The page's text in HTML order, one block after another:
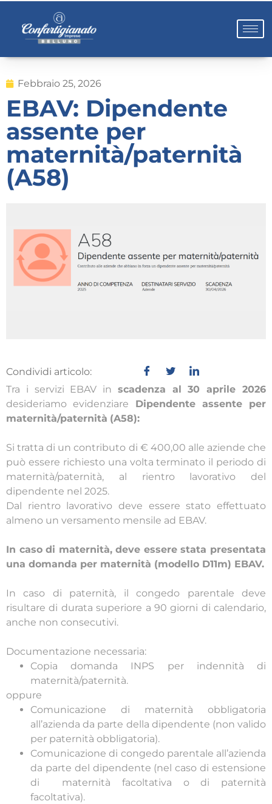
Febbraio 25, 2026
EBAV: Dipendente
assente per
maternità/paternità
(A58)
Condividi articolo:
Tra i servizi EBAV in scadenza al 30 aprile 2026
desideriamo evidenziare Dipendente assente per
maternità/paternità (A58):
Si tratta di un contributo di € 400,00 alle aziende che
può essere richiesto una volta terminato il periodo di
maternità/paternità, al rientro lavorativo del
dipendente nel 2025.
Dal rientro lavorativo deve essere stato effettuato
almeno un versamento mensile ad EBAV.
In caso di maternità, deve essere stata presentata
una domanda per maternità (modello D11m) EBAV.
In caso di paternità, il congedo parentale deve
risultare di durata superiore a 90 giorni di calendario,
anche non consecutivi.
Documentazione necessaria:
Copia domanda INPS per indennità di
maternità/paternità.
oppure
Comunicazione di maternità obbligatoria
all’azienda da parte della dipendente (non valido
per paternità obbligatoria).
Comunicazione di congedo parentale all’azienda
da parte del dipendente (nel caso di estensione
di maternità facoltativa o di paternità
facoltativa).